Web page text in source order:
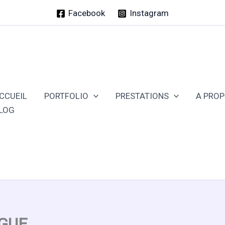
Facebook Instagram
PORTFOLIO PRESTATIONS A